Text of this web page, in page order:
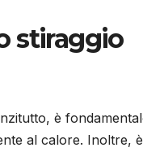
stiraggio
è
al calore. Inoltre, è